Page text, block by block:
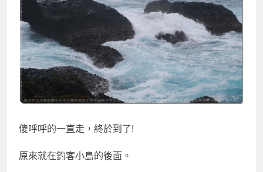
傻呼呼的一直走，終於到了!
原來就在釣客小島的後面。